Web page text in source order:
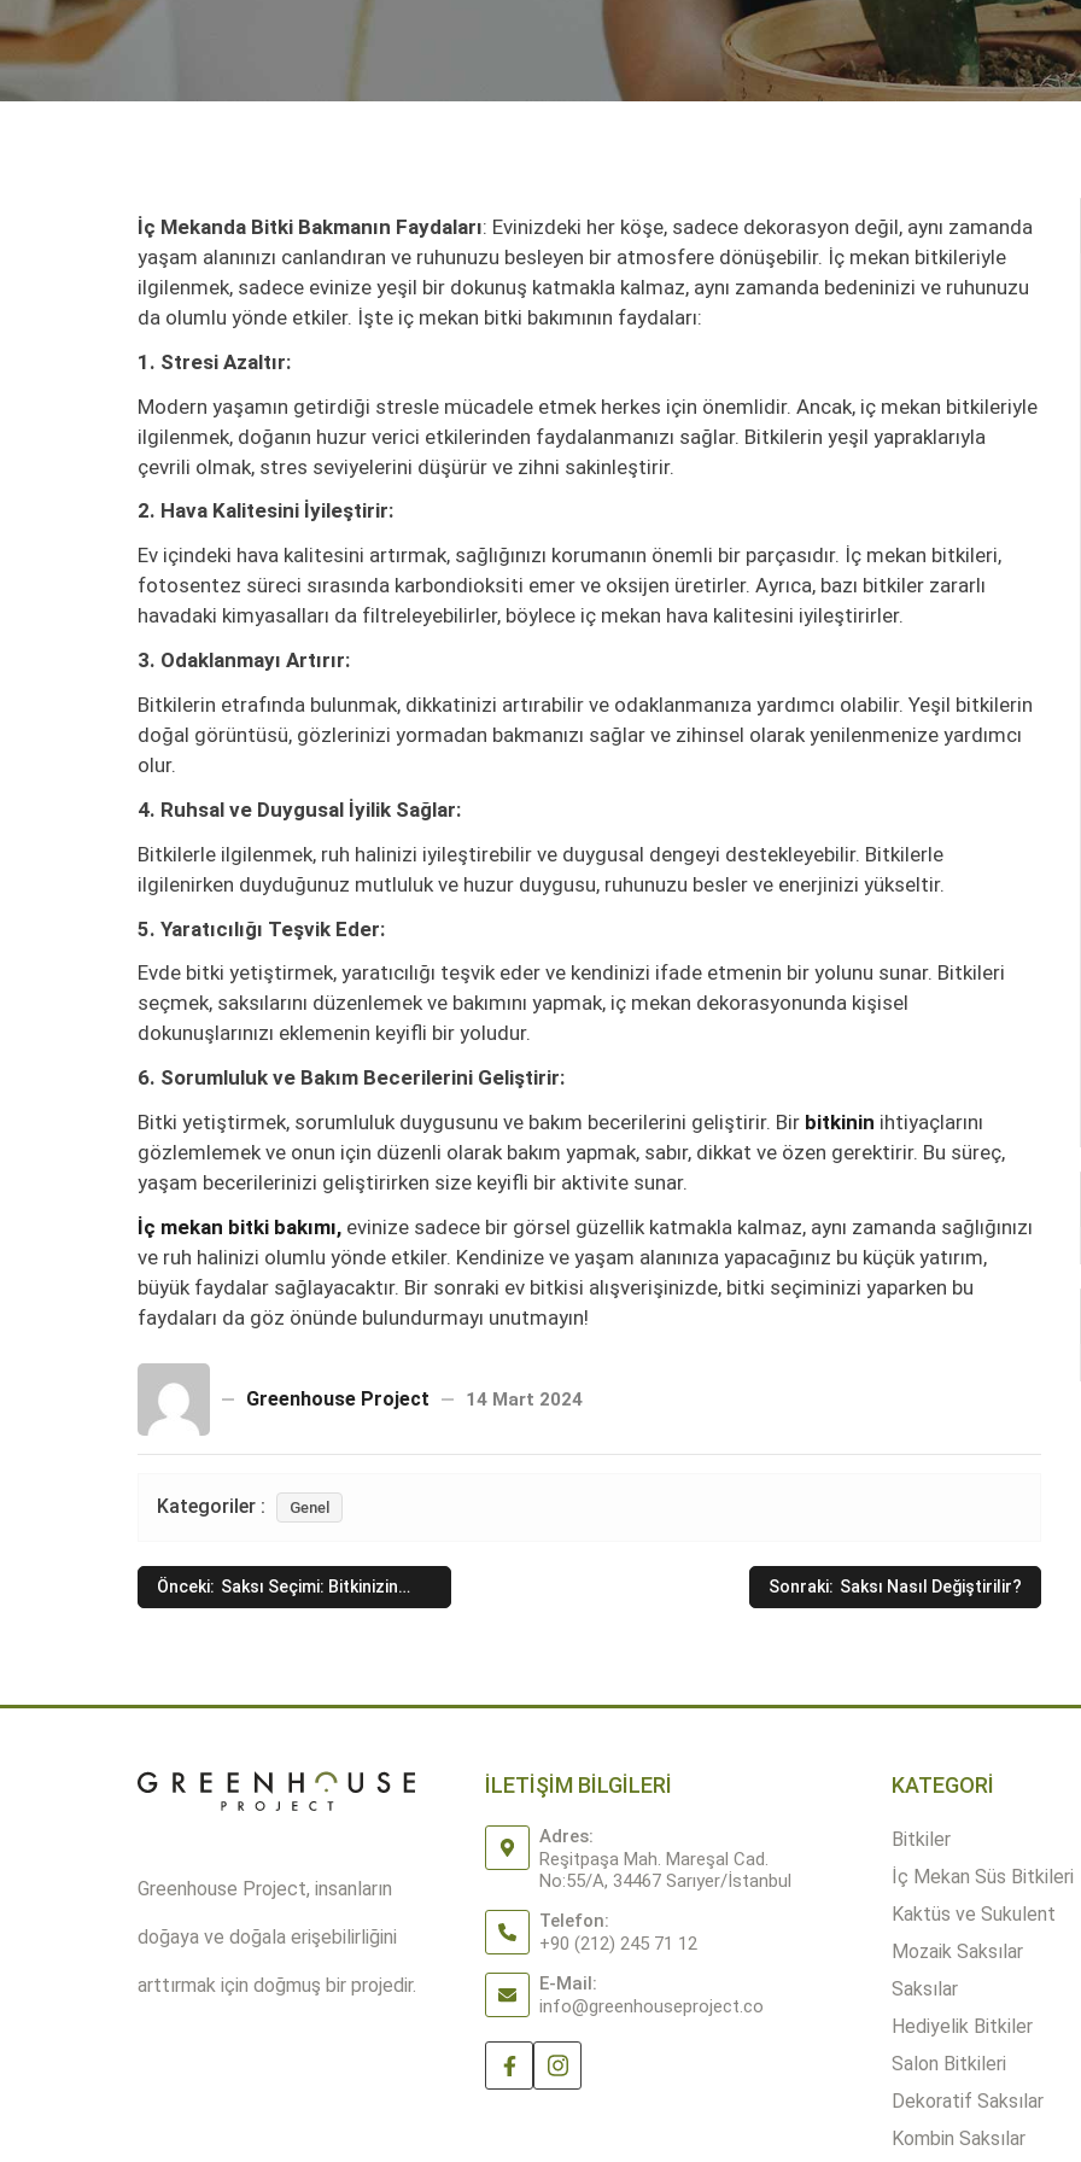
İç Mekanda Bitki Bakmanın Faydaları: Evinizdeki her köşe, sadece dekorasyon değil, aynı zamanda
yaşam alanınızı canlandıran ve ruhunuzu besleyen bir atmosfere dönüşebilir. İç mekan bitkileriyle
ilgilenmek, sadece evinize yeşil bir dokunuş katmakla kalmaz, aynı zamanda bedeninizi ve ruhunuzu
da olumlu yönde etkiler. İşte iç mekan bitki bakımının faydaları:
1. Stresi Azaltır:
Modern yaşamın getirdiği stresle mücadele etmek herkes için önemlidir. Ancak, iç mekan bitkileriyle
ilgilenmek, doğanın huzur verici etkilerinden faydalanmanızı sağlar. Bitkilerin yeşil yapraklarıyla
çevrili olmak, stres seviyelerini düşürür ve zihni sakinleştirir.
2. Hava Kalitesini İyileştirir:
Ev içindeki hava kalitesini artırmak, sağlığınızı korumanın önemli bir parçasıdır. İç mekan bitkileri,
fotosentez süreci sırasında karbondioksiti emer ve oksijen üretirler. Ayrıca, bazı bitkiler zararlı
havadaki kimyasalları da filtreleyebilirler, böylece iç mekan hava kalitesini iyileştirirler.
3. Odaklanmayı Artırır:
Bitkilerin etrafında bulunmak, dikkatinizi artırabilir ve odaklanmanıza yardımcı olabilir. Yeşil bitkilerin
doğal görüntüsü, gözlerinizi yormadan bakmanızı sağlar ve zihinsel olarak yenilenmenize yardımcı
olur.
4. Ruhsal ve Duygusal İyilik Sağlar:
Bitkilerle ilgilenmek, ruh halinizi iyileştirebilir ve duygusal dengeyi destekleyebilir. Bitkilerle
ilgilenirken duyduğunuz mutluluk ve huzur duygusu, ruhunuzu besler ve enerjinizi yükseltir.
5. Yaratıcılığı Teşvik Eder:
Evde bitki yetiştirmek, yaratıcılığı teşvik eder ve kendinizi ifade etmenin bir yolunu sunar. Bitkileri
seçmek, saksılarını düzenlemek ve bakımını yapmak, iç mekan dekorasyonunda kişisel
dokunuşlarınızı eklemenin keyifli bir yoludur.
6. Sorumluluk ve Bakım Becerilerini Geliştirir:
Bitki yetiştirmek, sorumluluk duygusunu ve bakım becerilerini geliştirir. Bir bitkinin ihtiyaçlarını
gözlemlemek ve onun için düzenli olarak bakım yapmak, sabır, dikkat ve özen gerektirir. Bu süreç,
yaşam becerilerinizi geliştirirken size keyifli bir aktivite sunar.
İç mekan bitki bakımı, evinize sadece bir görsel güzellik katmakla kalmaz, aynı zamanda sağlığınızı
ve ruh halinizi olumlu yönde etkiler. Kendinize ve yaşam alanınıza yapacağınız bu küçük yatırım,
büyük faydalar sağlayacaktır. Bir sonraki ev bitkisi alışverişinizde, bitki seçiminizi yaparken bu
faydaları da göz önünde bulundurmayı unutmayın!
Greenhouse Project 14 Mart 2024
Kategoriler : Genel
Yazı
Önceki: Saksı Seçimi: Bitkinizin
İhtiyacına Göre Doğru
Sonraki: Saksı Nasıl Değiştirilir?
Greenhouse Project, insanların
doğaya ve doğala erişebilirliğini
arttırmak için doğmuş bir projedir.
İLETİŞİM BİLGİLERİ
Adres:
Reşitpaşa Mah. Mareşal Cad.
No:55/A, 34467 Sarıyer/İstanbul
Telefon:
+90 (212) 245 71 12
E-Mail:
info@greenhouseproject.co
KATEGORİ
Bitkiler
İç Mekan Süs Bitkileri
Kaktüs ve Sukulent
Mozaik Saksılar
Saksılar
Hediyelik Bitkiler
Salon Bitkileri
Dekoratif Saksılar
Kombin Saksılar